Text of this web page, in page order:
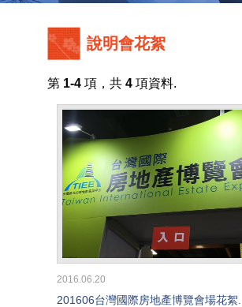
說明會花絮
第 1-4 項，共 4 項資料.
2016.06.20
201606台灣國際房地產博覽會場花絮...